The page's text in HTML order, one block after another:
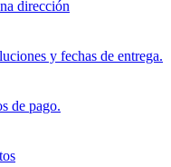
dirección
y fechas de entrega.
de pago.